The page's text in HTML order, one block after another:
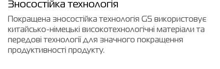
Зносостійка технологія
Покращена зносостійка технологія G5 використовує
китайсько-німецькі високотехнологічні матеріали та
передові технології для значного покращення
продуктивності продукту.